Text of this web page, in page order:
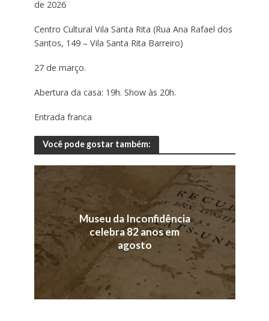
de 2026
Centro Cultural Vila Santa Rita (Rua Ana Rafael dos
Santos, 149 – Vila Santa Rita Barreiro)
27 de março.
Abertura da casa: 19h. Show às 20h.
Entrada franca
Você pode gostar também:
Museu da Inconfidência
celebra 82 anos em
agosto